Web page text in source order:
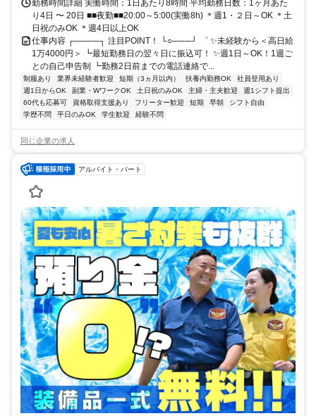
勤務時間詳細 実働時間：1日あたり8時間 平均勤務日数：1ヶ月あた
り4日 〜 20日 ■■夜勤■■20:00～5:00(実働8h) ＊週1・２日～OK ＊土
日祝のみOK ＊週4日以上OK
仕事内容 ┌────┐ 注目POINT！ └○───┘ ゜ ✨未経験から＜高日給
1万4000円＞ ┗最短勤務日の翌々日に振込可！ ✨週1日～OK！1週ご
との自己申告制 ┗勤務2日前までの電話連絡で...
制服あり 業界未経験者歓迎 短期（3ヵ月以内） 扶養内勤務OK
社員登用あり
週1日からOK
副業・WワークOK 土日祝のみOK 主婦・主夫歓迎
週1シフト提出
60代も応募可
資格取得支援あり フリーター歓迎 短期 早朝
シフト自由
学歴不問
平日のみOK 学生歓迎 経験不問
同じ企業の求人
アルバイト・パート